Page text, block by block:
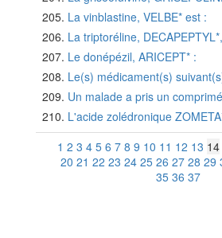
La vinblastine, VELBE* est :
La triptoréline,
Le donépézil, ARICEPT* :
Le(s) médicament(s)
Un malade a pris un
L'acide zolédronique
1 2 3 4 5 6 7 8 9 10 11 12 13 14
20 21 22 23 24 25 26 27 28 29
35 36 37